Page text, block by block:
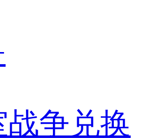
战争兑换